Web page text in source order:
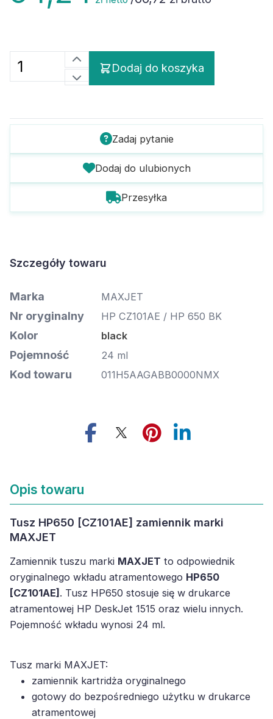
Dodaj do koszyka
Zadaj pytanie
Dodaj do ulubionych
Przesyłka
Szczegóły towaru
Marka MAXJET
Nr oryginalny HP CZ101AE / HP 650 BK
Kolor black
Pojemność 24 ml
Kod towaru 011H5AAGABB0000NMX
Opis towaru
Tusz HP650 [CZ101AE] zamiennik marki
MAXJET
Zamiennik tuszu marki MAXJET to odpowiednik
oryginalnego wkładu atramentowego HP650
[CZ101AE] . Tusz HP650 stosuje się w drukarce
atramentowej HP DeskJet 1515 oraz wielu innych.
Pojemność wkładu wynosi 24 ml.
Tusz marki MAXJET:
zamiennik kartridża oryginalnego
gotowy do bezpośredniego użytku w drukarce
atramentowej